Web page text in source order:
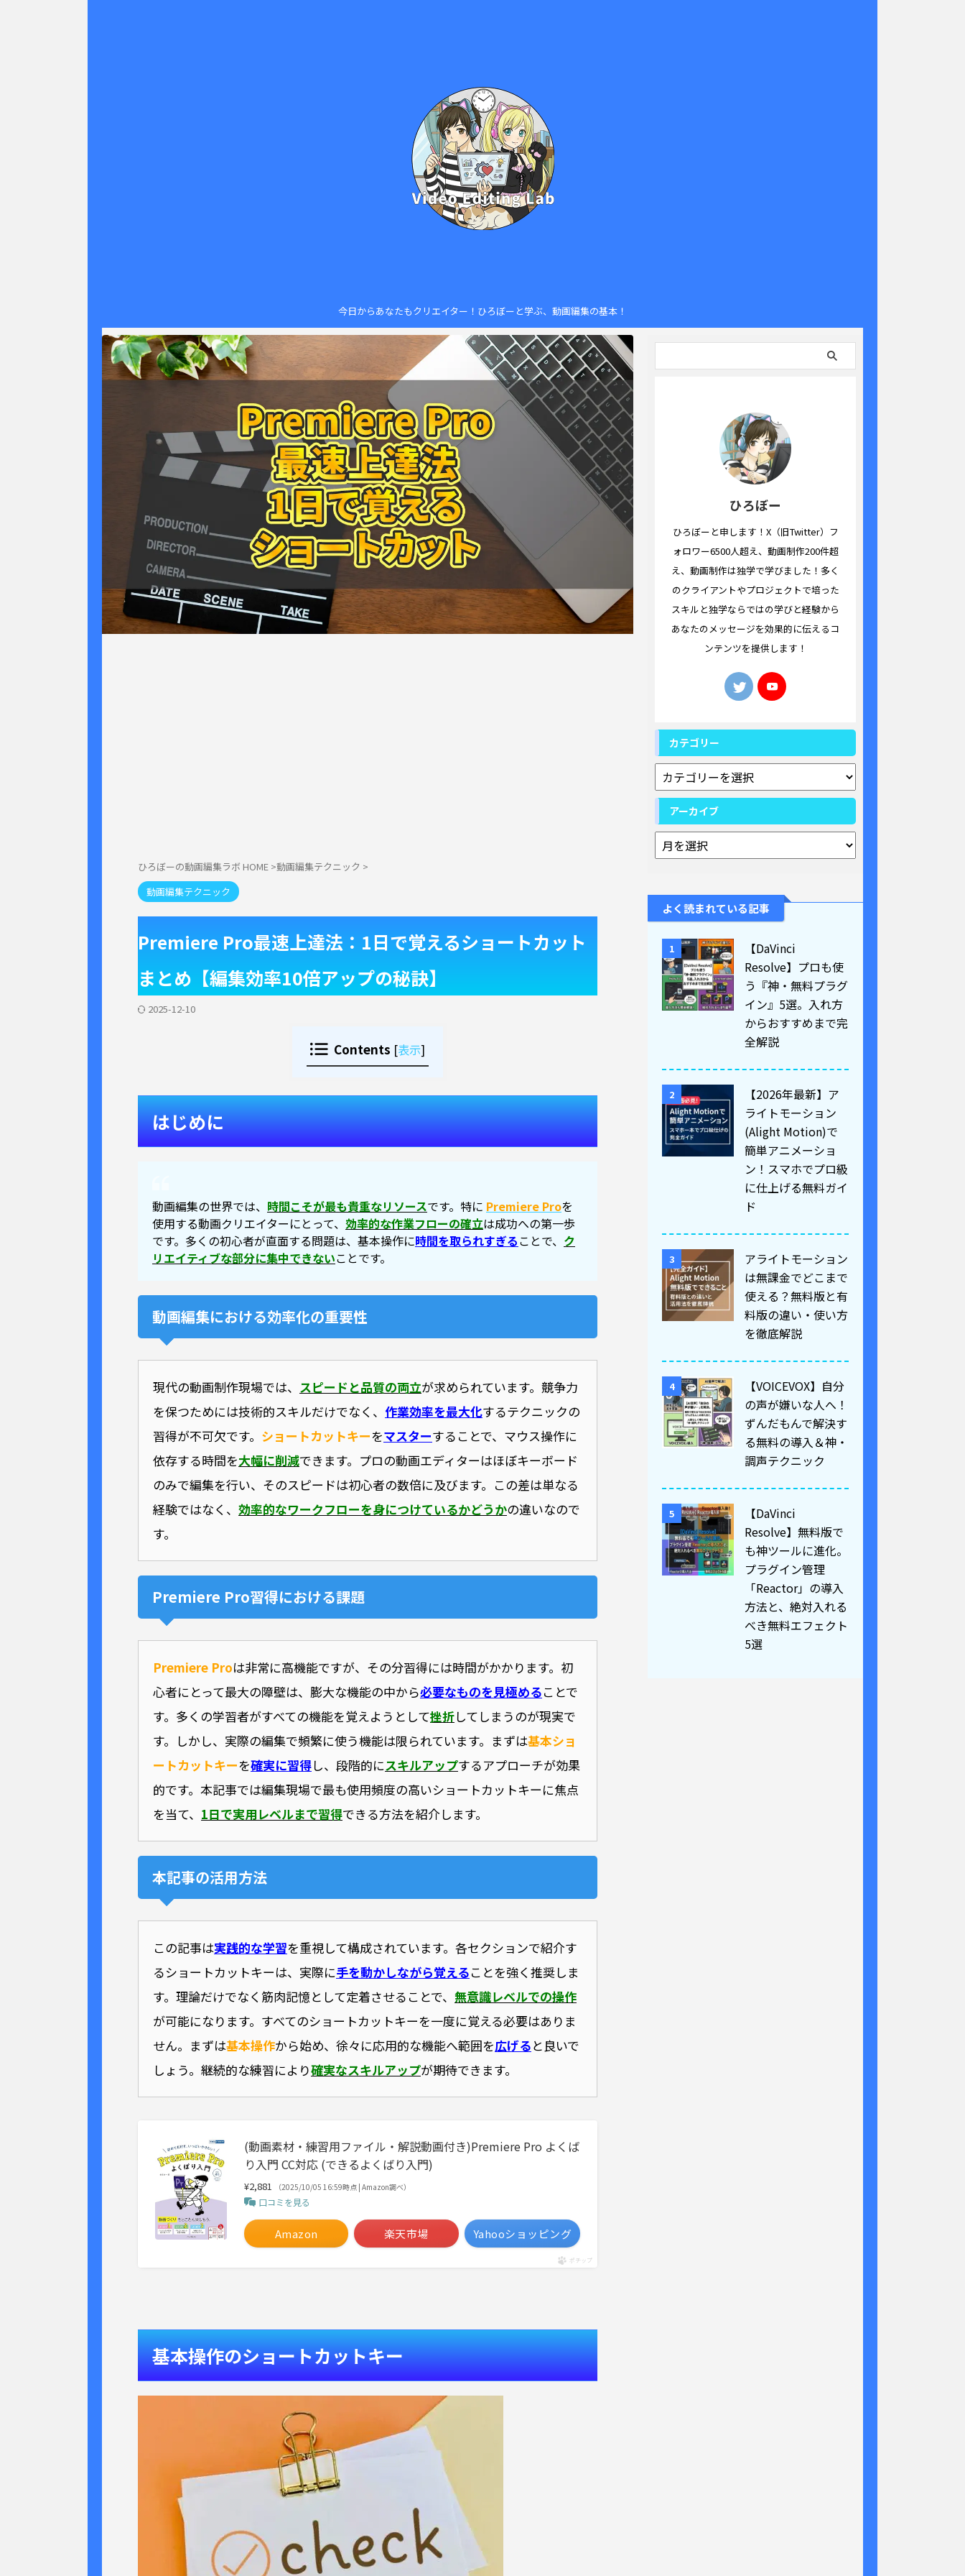
今日からあなたもクリエイター！ひろぼーと学ぶ、動画編集の基本！
ひろぼーの動画編集ラボ HOME >動画編集テクニック >
動画編集テクニック
Premiere Pro最速上達法：1日で覚えるショートカット
まとめ【編集効率10倍アップの秘訣】
2025-12-10
Contents [表示]
はじめに
動画編集の世界では、 時間こそが最も貴重なリソースです。特に Premiere Proを
使用する動画クリエイターにとって、 効率的な作業フローの確立は成功への第一歩
です。多くの初心者が直面する問題は、基本操作に時間を取られすぎることで、 ク
リエイティブな部分に集中できないことです。
動画編集における効率化の重要性
現代の動画制作現場では、 スピードと品質の両立が求められています。競争力
を保つためには技術的スキルだけでなく、 作業効率を最大化するテクニックの
習得が不可欠です。 ショートカットキーをマスターすることで、マウス操作に
依存する時間を大幅に削減できます。プロの動画エディターはほぼキーボード
のみで編集を行い、そのスピードは初心者の数倍に及びます。この差は単なる
経験ではなく、 効率的なワークフローを身につけているかどうかの違いなので
す。
Premiere Pro習得における課題
Premiere Proは非常に高機能ですが、その分習得には時間がかかります。初
心者にとって最大の障壁は、膨大な機能の中から必要なものを見極めることで
す。多くの学習者がすべての機能を覚えようとして挫折してしまうのが現実で
す。しかし、実際の編集で頻繁に使う機能は限られています。まずは基本ショ
ートカットキーを確実に習得し、段階的にスキルアップするアプローチが効果
的です。本記事では編集現場で最も使用頻度の高いショートカットキーに焦点
を当て、 1日で実用レベルまで習得できる方法を紹介します。
本記事の活用方法
この記事は実践的な学習を重視して構成されています。各セクションで紹介す
るショートカットキーは、実際に手を動かしながら覚えることを強く推奨しま
す。理論だけでなく筋肉記憶として定着させることで、 無意識レベルでの操作
が可能になります。すべてのショートカットキーを一度に覚える必要はありま
せん。まずは基本操作から始め、徐々に応用的な機能へ範囲を広げると良いで
しょう。継続的な練習により確実なスキルアップが期待できます。
(動画素材・練習用ファイル・解説動画付き)Premiere Pro よくば
り入門 CC対応 (できるよくばり入門)
¥2,881 （2025/10/05 16:59時点 | Amazon調べ）
口コミを見る
Amazon 楽天市場 Yahooショッピング
ポチップ
基本操作のショートカットキー
ひろぼー
ひろぼーと申します！X（旧Twitter）フ
ォロワー6500人超え、動画制作200件超
え、動画制作は独学で学びました！多く
のクライアントやプロジェクトで培った
スキルと独学ならではの学びと経験から
あなたのメッセージを効果的に伝えるコ
ンテンツを提供します！
カテゴリー
アーカイブ
よく読まれている記事
1
【DaVinci
Resolve】プロも使
う『神・無料プラグ
イン』5選。入れ方
からおすすめまで完
全解説
2
【2026年最新】ア
ライトモーション
(Alight Motion)で
簡単アニメーショ
ン！スマホでプロ級
に仕上げる無料ガイ
ド
3
アライトモーション
は無課金でどこまで
使える？無料版と有
料版の違い・使い方
を徹底解説
4
【VOICEVOX】自分
の声が嫌いな人へ！
ずんだもんで解決す
る無料の導入＆神・
調声テクニック
5
【DaVinci
Resolve】無料版で
も神ツールに進化。
プラグイン管理
「Reactor」の導入
方法と、絶対入れる
べき無料エフェクト
5選